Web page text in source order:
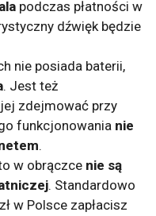
podczas płatności w
dźwięk będzie
nie posiada baterii,
. Jest też
zdejmować przy
funkcjonowania nie
.
w obrączce nie są
. Standardowo
w Polsce zapłacisz